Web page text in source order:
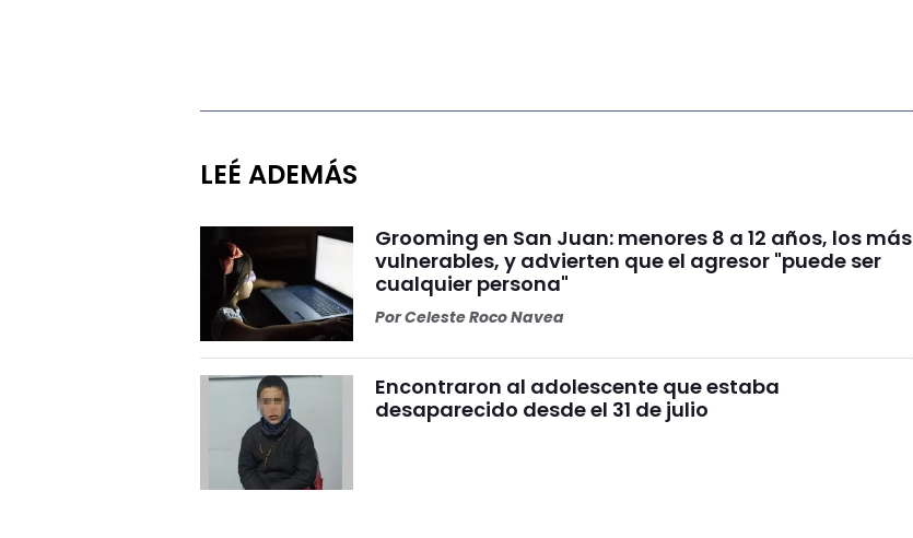
LEÉ ADEMÁS
Grooming en San Juan: menores 8 a 12 años, los más
vulnerables, y advierten que el agresor "puede ser
cualquier persona"
PorCeleste Roco Navea
Encontraron al adolescente que estaba
desaparecido desde el 31 de julio